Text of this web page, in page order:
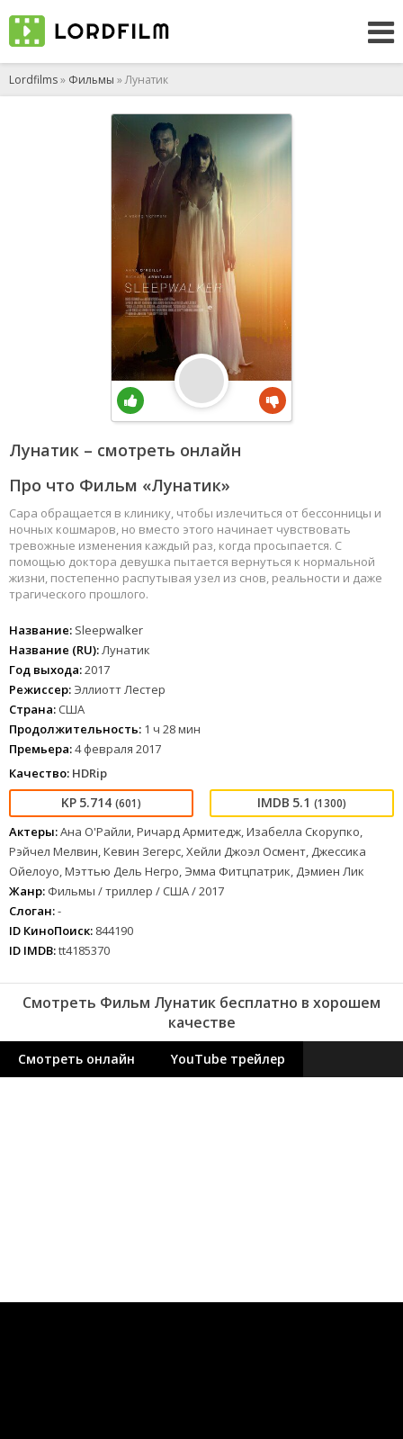
Lordfilms» Фильмы » Лунатик
Лунатик – смотреть онлайн
Про что Фильм «Лунатик»
Сара обращается в клинику, чтобы излечиться от бессонницы и
ночных кошмаров, но вместо этого начинает чувствовать
тревожные изменения каждый раз, когда просыпается. С
помощью доктора девушка пытается вернуться к нормальной
жизни, постепенно распутывая узел из снов, реальности и даже
трагического прошлого.
Название: Sleepwalker
Название (RU):Лунатик
Год выхода:2017
Режиссер: Эллиотт Лестер
Страна: США
Продолжительность: 1 ч 28 мин
Премьера:4 февраля 2017
Качество: HDRip
5.714 (601) 5.1 (1300)
Актеры:Ана О'Райли, Ричард Армитедж, Изабелла Скорупко,
Рэйчел Мелвин, Кевин Зегерс, Хейли Джоэл Осмент, Джессика
Ойелоуо, Мэттью Дель Негро, Эмма Фитцпатрик, Дэмиен Лик
Жанр: Фильмы / триллер / США / 2017
Слоган:-
ID КиноПоиск: 844190
ID IMDB:tt4185370
Смотреть Фильм Лунатик бесплатно в хорошем
качестве
Смотреть онлайн YouTube трейлер